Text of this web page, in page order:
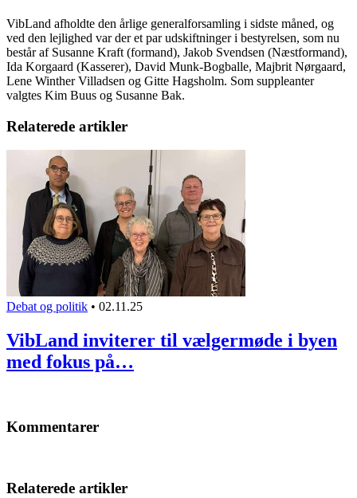
VibLand afholdte den årlige generalforsamling i sidste måned, og
ved den lejlighed var der et par udskiftninger i bestyrelsen, som nu
består af Susanne Kraft (formand), Jakob Svendsen (Næstformand),
Ida Korgaard (Kasserer), David Munk-Bogballe, Majbrit Nørgaard,
Lene Winther Villadsen og Gitte Hagsholm. Som suppleanter
valgtes Kim Buus og Susanne Bak.
Relaterede artikler
Debat og politik • 02.11.25
VibLand inviterer til vælgermøde i byen
med fokus på…
Kommentarer
Relaterede artikler